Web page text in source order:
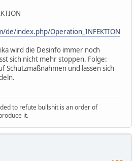
de/index.php/Operation_INFEKTION
wird die Desinfo immer noch
sich nicht mehr stoppen. Folge:
Schutzmaßnahmen und lassen sich
to refute bullshit is an order of
it.